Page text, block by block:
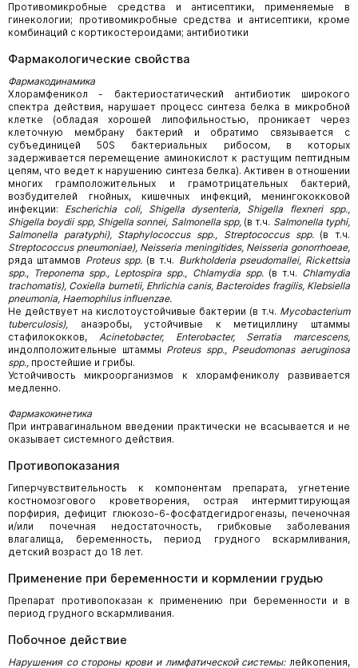
Противомикробные средства и антисептики, применяемые в
гинекологии; противомикробные средства и антисептики, кроме
комбинаций с кортикостероидами; антибиотики
Фармакологические свойства
Фармакодинамика
Хлорамфеникол - бактериостатический антибиотик широкого
спектра действия, нарушает процесс синтеза белка в микробной
клетке (обладая хорошей липофильностью, проникает через
клеточную мембрану бактерий и обратимо связывается с
субъединицей 50S бактериальных рибосом, в которых
задерживается перемещение аминокислот к растущим пептидным
цепям, что ведет к нарушению синтеза белка). Активен в отношении
многих грамположительных и грамотрицательных бактерий,
возбудителей гнойных, кишечных инфекций, менингококковой
инфекции: Escherichia coli, Shigella dysenteria, Shigella flexneri spp.,
Shigella boydii spp, Shigella sonnei, Salmonella spp,(в т.ч. Salmonella typhi,
Salmonella paratyphi), Staphylococcus spp., Streptococcus spp.(в т.ч.
Streptococcus pneumoniae), Neisseria meningitides, Neisseria gonorrhoeae,
ряда штаммов Proteus spp.(в т.ч. Burkholderia pseudomallei, Rickettsia
spp., Treponema spp., Leptospira spp., Chlamydia spp.(в т.ч. Chlamydia
trachomatis), Coxiella burnetii, Ehrlichia canis, Bacteroides fragilis, Klebsiella
pneumonia, Haemophilus influenzae.
Не действует на кислотоустойчивые бактерии (в т.ч. Mycobacterium
tuberculosis), анаэробы, устойчивые к метициллину штаммы
стафилококков, Acinetobacter, Enterobacter, Serratia marcescens,
индолположительные штаммы Proteus spp., Pseudomonas aeruginosa
spp., простейшие и грибы.
Устойчивость микроорганизмов к хлорамфениколу развивается
медленно.
Фармакокинетика
При интравагинальном введении практически не всасывается и не
оказывает системного действия.
Противопоказания
Гиперчувствительность к компонентам препарата, угнетение
костномозгового кроветворения, острая интермиттирующая
порфирия, дефицит глюкозо-6-фосфатдегидрогеназы, печеночная
и/или почечная недостаточность, грибковые заболевания
влагалища, беременность, период грудного вскармливания,
детский возраст до 18 лет.
Применение при беременности и кормлении грудью
Препарат противопоказан к применению при беременности и в
период грудного вскармливания.
Побочное действие
Нарушения со стороны крови и лимфатической системы:лейкопения,